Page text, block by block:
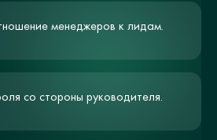
менеджеров к лидам.
со стороны руководителя.